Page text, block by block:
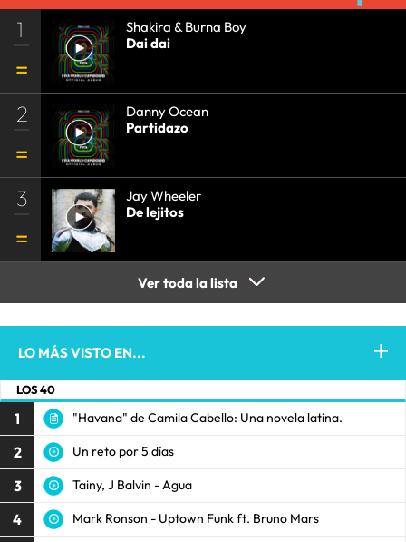
1
Shakira & Burna Boy
Dai dai
2
Danny Ocean
Partidazo
3
Jay Wheeler
De lejitos
Ver toda la lista
LO MÁS VISTO EN...
LOS 40
1 "Havana" de Camila Cabello: Una novela latina.
2 Un reto por 5 días
3 Tainy, J Balvin - Agua
4 Mark Ronson - Uptown Funk ft. Bruno Mars